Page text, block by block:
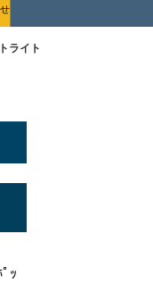
イト シャインカラー SP24
ｯ